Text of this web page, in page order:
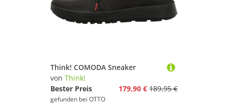
Think! COMODA Sneaker
von Think!
Bester Preis
179,90 € 189,95 €
gefunden bei OTTO